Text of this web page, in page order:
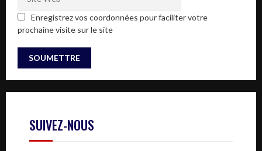
Enregistrez vos coordonnées pour faciliter votre
prochaine visite sur le site
SUIVEZ-NOUS